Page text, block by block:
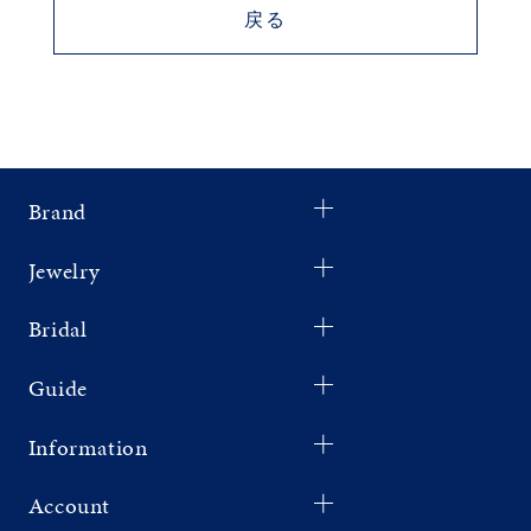
誕生石
モチーフ
ファッションテイス
ト
戻る
Brand
Jewelry
Bridal
Guide
Information
Account